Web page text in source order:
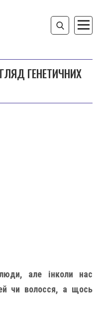
ГЕНЕТИЧНИХ
але інколи нас
чи волосся, а щось